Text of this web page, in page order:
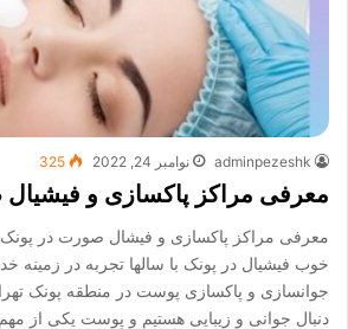
adminpezeshk نوامبر 24, 2022 325
معرفی مراکز پاکسازی و
معرفی مراکز پاکسازی و فیشال صورت در پونک
خوب فیشیال در پونک با سالها تجربه در زمینه
جوانسازی و پاکسازی پوست در منطقه پونک
دنبال جوانی و زیبایی هستیم و پوست یکی از مهم